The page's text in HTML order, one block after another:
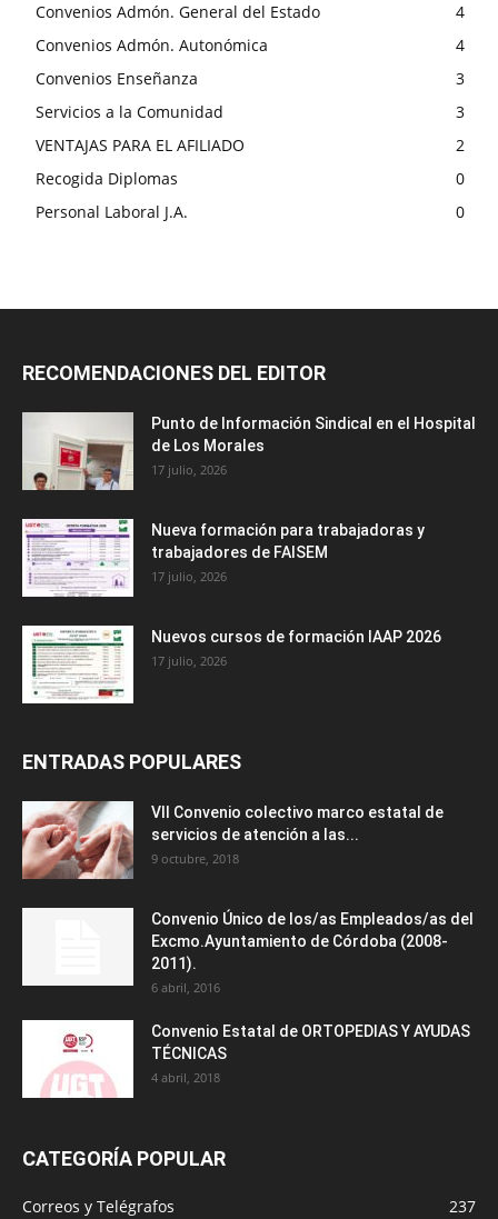
Convenios Admón. General del Estado
4
Convenios Admón. Autonómica
4
Convenios Enseñanza
3
Servicios a la Comunidad
3
VENTAJAS PARA EL AFILIADO
2
Recogida Diplomas
0
Personal Laboral J.A.
0
RECOMENDACIONES DEL EDITOR
Punto de Información Sindical en el Hospital
de Los Morales
17 julio, 2026
Nueva formación para trabajadoras y
trabajadores de FAISEM
17 julio, 2026
Nuevos cursos de formación IAAP 2026
17 julio, 2026
ENTRADAS POPULARES
VII Convenio colectivo marco estatal de
servicios de atención a las...
9 octubre, 2018
Convenio Único de los/as Empleados/as del
Excmo.Ayuntamiento de Córdoba (2008-
2011).
6 abril, 2016
Convenio Estatal de ORTOPEDIAS Y AYUDAS
TÉCNICAS
4 abril, 2018
CATEGORÍA POPULAR
Correos y Telégrafos
237